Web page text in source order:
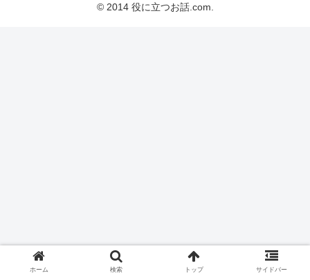
© 2014 役に立つお話.com.
ホーム 検索 トップ サイドバー